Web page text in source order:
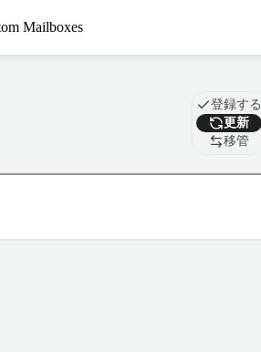
Mailboxes
ドメイン
登録する
更新
移管